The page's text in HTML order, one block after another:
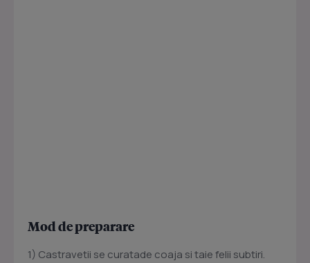
Mod de preparare
1) Castravetii se curatade coaja si taie felii subtiri.